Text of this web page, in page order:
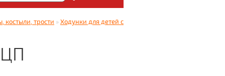
магазин
костыли, трости »Ходунки для детей с